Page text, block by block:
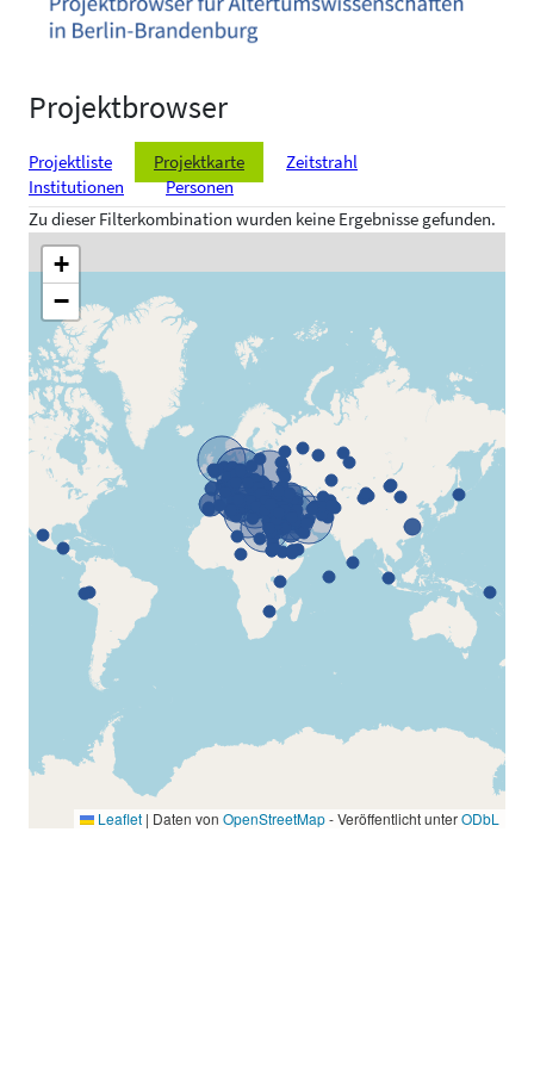
Projektbrowser
Projektliste Projektkarte
Zeitstrahl
Institutionen
Personen
Zu dieser Filterkombination wurden keine Ergebnisse gefunden.
+
−
Leaflet | Daten von OpenStreetMap- Veröffentlicht unterODbL